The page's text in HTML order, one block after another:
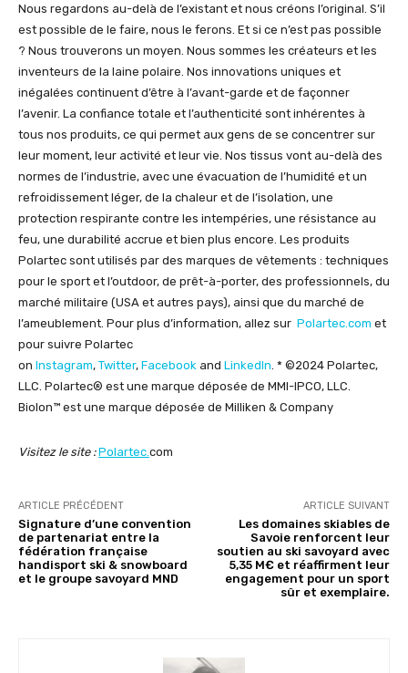
Nous regardons au-delà de l’existant et nous créons l’original. S’il
est possible de le faire, nous le ferons. Et si ce n’est pas possible
? Nous trouverons un moyen. Nous sommes les créateurs et les
inventeurs de la laine polaire. Nos innovations uniques et
inégalées continuent d’être à l’avant-garde et de façonner
l’avenir. La confiance totale et l’authenticité sont inhérentes à
tous nos produits, ce qui permet aux gens de se concentrer sur
leur moment, leur activité et leur vie. Nos tissus vont au-delà des
normes de l’industrie, avec une évacuation de l’humidité et un
refroidissement léger, de la chaleur et de l’isolation, une
protection respirante contre les intempéries, une résistance au
feu, une durabilité accrue et bien plus encore. Les produits
Polartec sont utilisés par des marques de vêtements : techniques
pour le sport et l’outdoor, de prêt-à-porter, des professionnels, du
marché militaire (USA et autres pays), ainsi que du marché de
l’ameublement. Pour plus d’information, allez sur Polartec.com et
pour suivre Polartec
on Instagram, Twitter, Facebook and LinkedIn . * ©2024 Polartec,
LLC. Polartec® est une marque déposée de MMI-IPCO, LLC.
Biolon™ est une marque déposée de Milliken & Company
Visitez le site :Polartec. com
ARTICLE PRÉCÉDENT
Signature d’une convention
de partenariat entre la
fédération française
handisport ski & snowboard
et le groupe savoyard MND
ARTICLE SUIVANT
Les domaines skiables de
Savoie renforcent leur
soutien au ski savoyard avec
5,35 M€ et réaffirment leur
engagement pour un sport
sûr et exemplaire.